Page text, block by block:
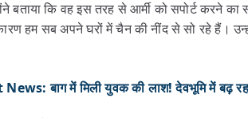
बताया कि वह इस तरह से आर्मी को सपोर्ट करने
हम सब अपने घरों में चैन की नींद से सो रहे हैं।
बाग में मिली युवक की लाश! देवभूमि में बढ़